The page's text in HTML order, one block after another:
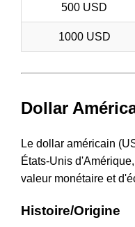
500 USD
1000 USD
Dollar
Le dollar américain
États-Unis
valeur monétaire et
Histoire/Origine